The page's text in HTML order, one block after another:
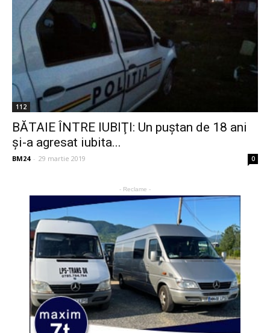
112
BĂTAIE ÎNTRE IUBIŢI: Un puştan de 18 ani
şi-a agresat iubita...
BM24 - 29 martie 2019 0
- Reclame -